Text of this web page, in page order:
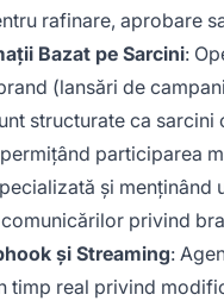
rafinare, aprobare
Bazat pe Sarcini:
(lansări de
structurate ca sarcini
participarea
și menținând
privind
și Streaming:
timp real privind